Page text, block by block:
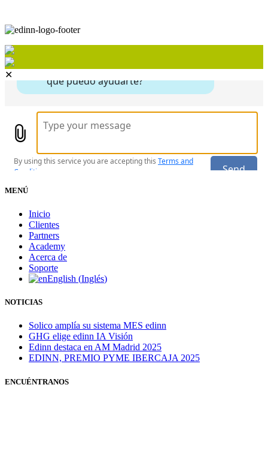
✕
MENÚ
Inicio
Clientes
Partners
Academy
Acerca de
Soporte
English (Inglés)
NOTICIAS
Solico amplía su sistema MES edinn
GHG elige edinn IA Visión
Edinn destaca en AM Madrid 2025
EDINN, PREMIO PYME IBERCAJA 2025
ENCUÉNTRANOS